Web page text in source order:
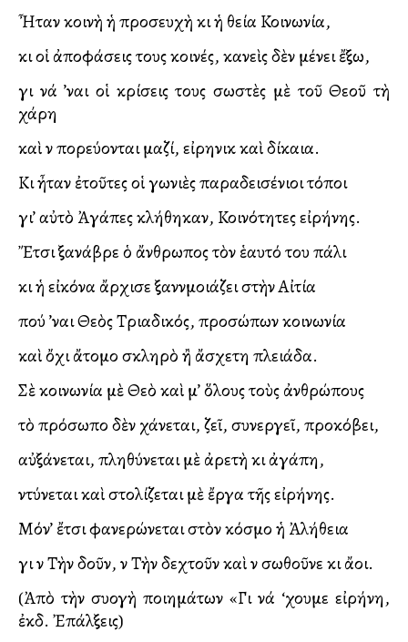
Ἦταν κοινὴ ἡ προσευχὴ κι ἡ θεία Κοινωνία,
κι οἱ ἀποφάσεις τους κοινές, κανεὶς δὲν μένει ἔξω,
γιὰ νά ’ναι οἱ κρίσεις τους σωστὲς μὲ τοῦ Θεοῦ τὴ
χάρη
καὶ νὰ πορεύονται μαζί, εἰρηνικὰ καὶ δίκαια.
Κι ἦταν ἐτοῦτες οἱ γωνιὲς παραδεισένιοι τόποι
γι’ αὐτὸ Ἀγάπες κλήθηκαν, Κοινότητες εἰρήνης.
Ἔτσι ξανάβρε ὁ ἄνθρωπος τὸν ἑαυτό του πάλι
κι ἡ εἰκόνα ἄρχισε ξανὰνὰμοιάζει στὴν Αἰτία
πού ’ναι Θεὸς Τριαδικός, προσώπων κοινωνία
καὶ ὄχι ἄτομο σκληρὸ ἢ ἄσχετη πλειάδα.
Σὲ κοινωνία μὲ Θεὸ καὶ μ’ ὅλους τοὺς ἀνθρώπους
τὸ πρόσωπο δὲν χάνεται, ζεῖ, συνεργεῖ, προκόβει,
αὐξάνεται, πληθύνεται μὲ ἀρετὴ κι ἀγάπη,
ντύνεται καὶ στολίζεται μὲ ἔργα τῆς εἰρήνης.
Μόν’ ἔτσι φανερώνεται στὸν κόσμο ἡ Ἀλήθεια
γιὰ νὰ Τὴν δοῦν, νὰ Τὴν δεχτοῦν καὶ νὰ σωθοῦνε κι ἄλλοι.
(Ἀπὸ τὴν συλλογὴ ποιημάτων «Γιὰ νά ‘χουμε εἰρήνη,
ἐκδ. Ἐπάλξεις)